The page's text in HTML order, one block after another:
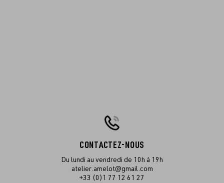
CONTACTEZ-NOUS
Du lundi au vendredi de 10h à 19h
atelier.amelot@gmail.com
+33 (0)1 77 12 61 27